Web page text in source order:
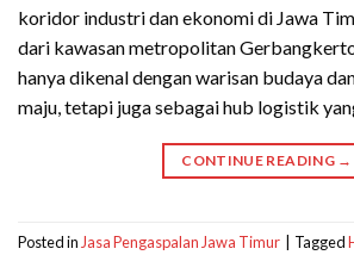
koridor industri dan ekonomi di Jawa
dari kawasan metropolitan
hanya dikenal dengan warisan budaya
maju, tetapi juga sebagai hub logistik
CONTINUE READING →
Posted inJasa Pengaspalan Jawa Timur Tagged